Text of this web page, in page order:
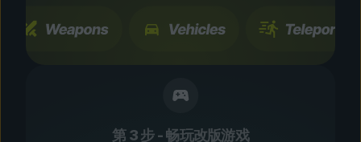
第 3 步 - 畅玩改版游戏